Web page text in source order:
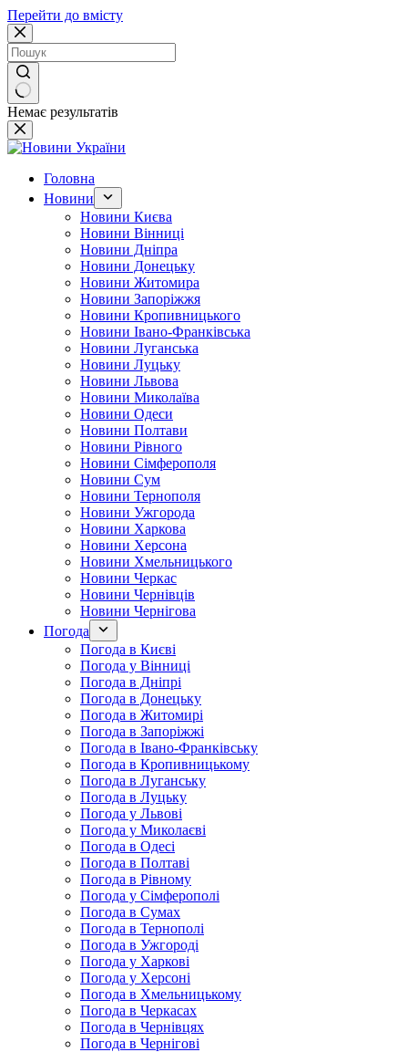
Перейти до вмісту
Немає результатів
Головна
Новини
Новини Києва
Новини Вінниці
Новини Дніпра
Новини Донецьку
Новини Житомира
Новини Запоріжжя
Новини Кропивницького
Новини Івано-Франківська
Новини Луганська
Новини Луцьку
Новини Львова
Новини Миколаїва
Новини Одеси
Новини Полтави
Новини Рівного
Новини Сімферополя
Новини Сум
Новини Тернополя
Новини Ужгорода
Новини Харкова
Новини Херсона
Новини Хмельницького
Новини Черкас
Новини Чернівців
Новини Чернігова
Погода
Погода в Києві
Погода у Вінниці
Погода в Дніпрі
Погода в Донецьку
Погода в Житомирі
Погода в Запоріжжі
Погода в Івано-Франківську
Погода в Кропивницькому
Погода в Луганську
Погода в Луцьку
Погода у Львові
Погода у Миколаєві
Погода в Одесі
Погода в Полтаві
Погода в Рівному
Погода у Сімферополі
Погода в Сумах
Погода в Тернополі
Погода в Ужгороді
Погода у Харкові
Погода у Херсоні
Погода в Хмельницькому
Погода в Черкасах
Погода в Чернівцях
Погода в Чернігові